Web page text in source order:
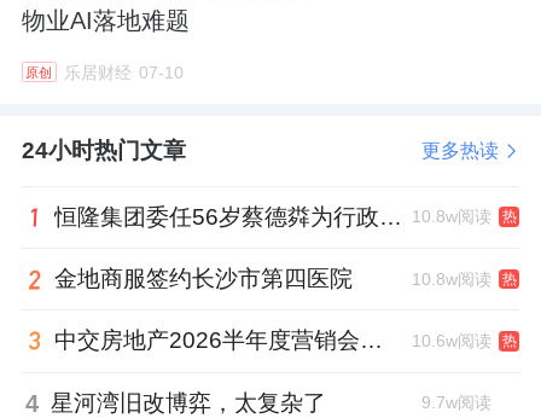
销售方面，阳光城去年多次在营销节点推出大
促活动，刺激消费。交付方面，2022年全年，
万套。其中，前三季度，阳光城交付累计5万余
套住宅，位列2022年前三季度房企交付榜
各区域项目工地如火如荼，在力争实现全年“稳
物业AI落地难题
原创 乐居财经 07-10
24小时热门文章 更多热读
恒隆集团委任56岁蔡德粦为行政总裁、年薪2052万港元，曾任星巴克中国CEO 10.8w阅读 热
金地商服签约长沙市第四医院 10.8w阅读 热
中交房地产2026半年度营销会，绿城祝军现身了 10.6w阅读 热
4 星河湾旧改博弈，太复杂了 9.7w阅读